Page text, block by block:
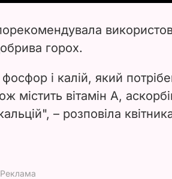
d
e
o
горох.
і калій, який
містить вітамін А,
– розповіла